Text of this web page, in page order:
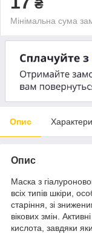
₴
Мінімальна сума
Опис
Опис
Маска з
всіх типів шкіри,
старіння, зі
вікових змін.
кислота, завдяки